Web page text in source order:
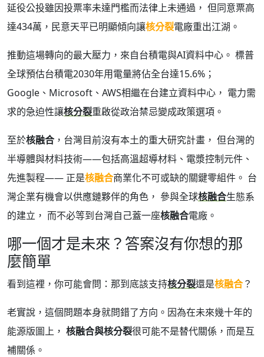
延役公投雖因投票率未達門檻而法律上未通過， 但同意票高
達434萬，民意天平已明顯傾向讓核分裂電廠重出江湖。
推動這場轉向的最大壓力，來自台積電與AI資料中心。 標普
全球預估台積電2030年用電量將佔全台達15.6%；
Google、Microsoft、AWS相繼在台建立資料中心， 電力需
求的急迫性讓核分裂重啟從政治禁忌變成政策選項。
至於核融合 ，台灣目前沒有本土的重大研究計畫， 但台灣的
半導體與材料技術——包括高溫超導材料、電漿控制元件、
先進製程—— 正是核融合商業化不可或缺的關鍵零組件。 台
灣企業有機會以供應鏈夥伴的角色， 參與全球核融合生態系
的建立， 而不必等到台灣自己蓋一座核融合電廠。
哪一個才是未來？答案沒有你想的那
麼簡單
看到這裡，你可能會問：那到底該支持核分裂還是核融合？
老實說，這個問題本身就問錯了方向。因為在未來幾十年的
能源版圖上， 核融合與核分裂很可能不是替代關係，而是互
補關係。